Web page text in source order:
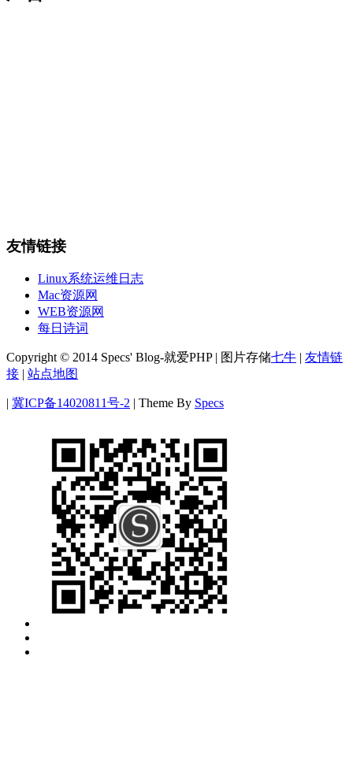
友情链接
Linux系统运维日志
Mac资源网
WEB资源网
每日诗词
Copyright © 2014 Specs' Blog-就爱PHP | 图片存储七牛
友情链
接
站点地图
冀ICP备14020811号-2 Theme By Specs